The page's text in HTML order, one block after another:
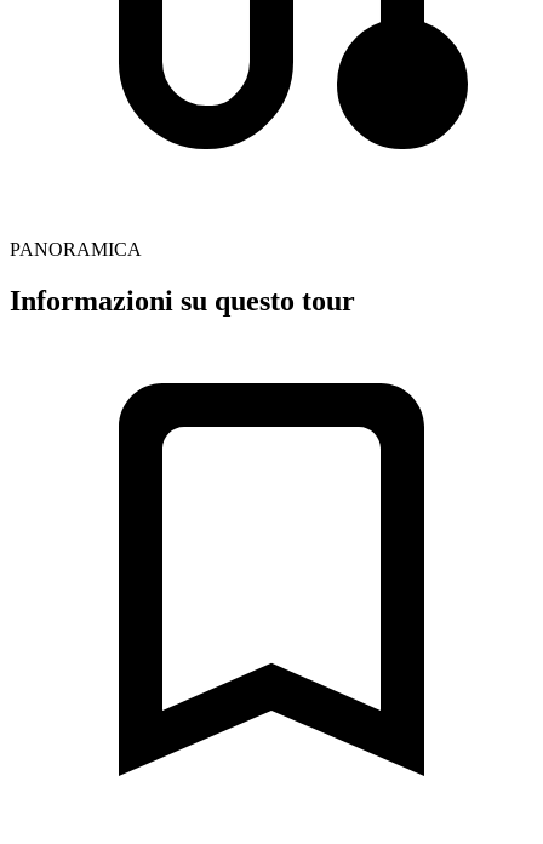
PANORAMICA
Informazioni su questo tour